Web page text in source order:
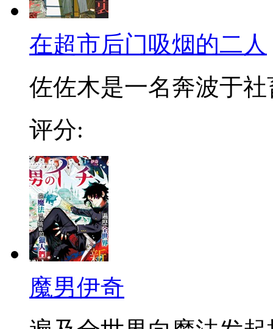
在超市后门吸烟的二人
佐佐木是一名奔波于社
评分:
魔男伊奇